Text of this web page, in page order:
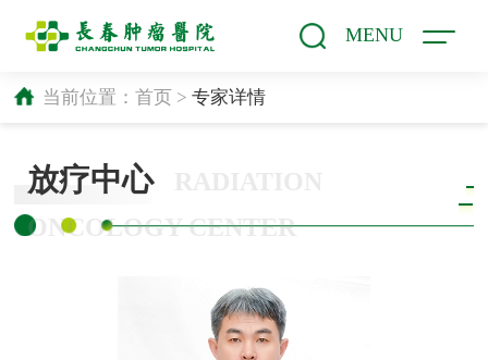
MENU
当前位置： 首页> 专家详情
放疗中心
ONCOLOGY CENTER